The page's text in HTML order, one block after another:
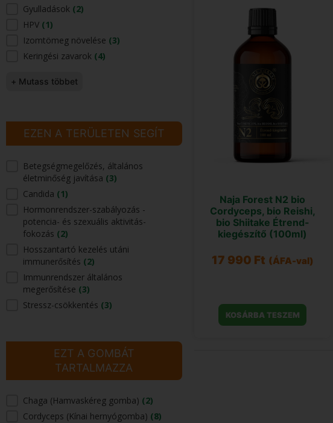
Gyulladások (2)
HPV (1)
Izomtömeg növelése (3)
Keringési zavarok (4)
+ Mutass többet
EZEN A TERÜLETEN SEGÍT
EZEN A TERÜLETEN SEGÍT
Betegségmegelőzés, általános
életminőség javítása (3)
Candida (1)
Hormonrendszer-szabályozás -
potencia- és szexuális aktivitás-
fokozás (2)
Hosszantartó kezelés utáni
immunerősítés (2)
Immunrendszer általános
megerősítése (3)
Stressz-csökkentés (3)
EZT A GOMBÁT
TARTALMAZZA
EZT A GOMBÁT TARTALMAZZA
Chaga (Hamvaskéreg gomba) (2)
Cordyceps (Kínai hernyógomba) (8)
Naja Forest N2 bio
Cordyceps, bio Reishi,
bio Shiitake Étrend-
kiegészítő (100ml)
17 990 Ft (ÁFA-val)
KOSÁRBA TESZEM